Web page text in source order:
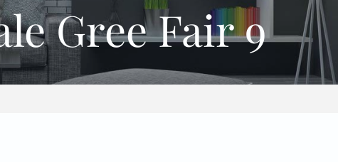
Gree Fair 9